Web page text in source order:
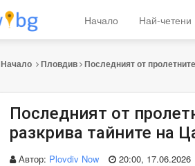
Начало Най-четени
Начало Пловдив Последният от
Последният от
разкрива тайните на
Автор: Plovdiv Now 20:00, 17.06.2026